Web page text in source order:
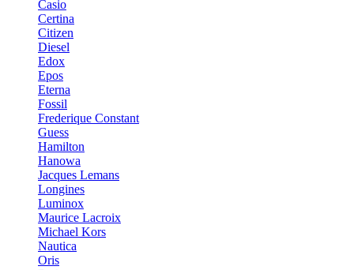
Casio
Certina
Citizen
Diesel
Edox
Epos
Eterna
Fossil
Frederique Constant
Guess
Hamilton
Hanowa
Jacques Lemans
Longines
Luminox
Maurice Lacroix
Michael Kors
Nautica
Oris